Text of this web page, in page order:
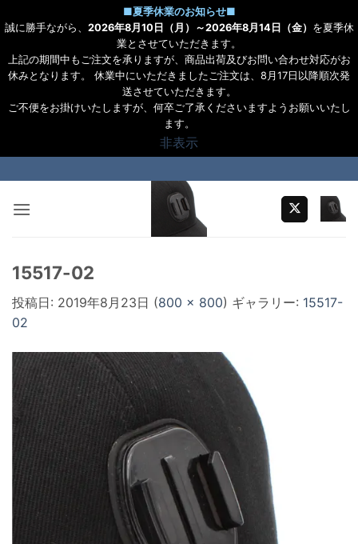
■夏季休業のお知らせ■
誠に勝手ながら、 2026年8月10日（月）～2026年8月14日（金） を夏季休
業とさせていただきます。
上記の期間中もご注文を承りますが、商品出荷及びお問い合わせ対応がお
休みとなります。 休業中にいただきましたご注文は、8月17日以降順次発
送させていただきます。
ご不便をお掛けいたしますが、何卒ご了承くださいますようお願いいたし
ます。
非表示
to
content
15517-02
投稿日: 2019年8月23日 (800 × 800) ギャラリー: 15517-
02